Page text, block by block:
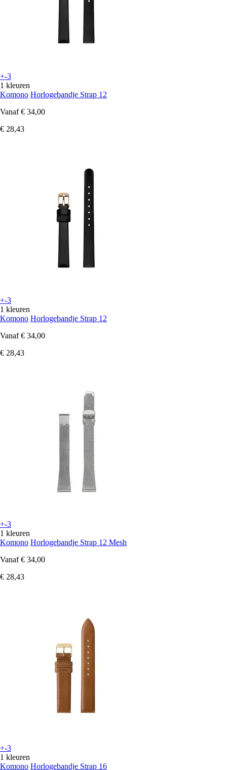
+-3
1 kleuren
Komono Horlogebandje Strap 12
Vanaf € 34,00
€ 28,43
+-3
1 kleuren
Komono Horlogebandje Strap 12
Vanaf € 34,00
€ 28,43
+-3
1 kleuren
Komono Horlogebandje Strap 12 Mesh
Vanaf € 34,00
€ 28,43
+-3
1 kleuren
Komono Horlogebandje Strap 16